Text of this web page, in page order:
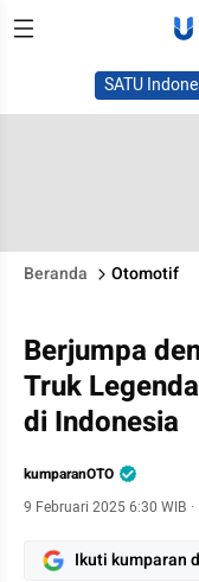
SATU
Beranda Otomotif
Berjumpa
Truk
di Indonesia
kumparanOTO
9 Februari 2025 6:30 WIB ·
Ikuti kumparan